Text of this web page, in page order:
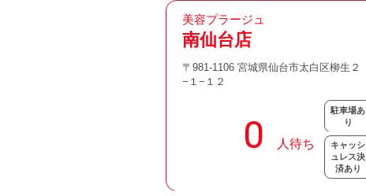
美容プラージュ
南仙台店
〒981-1106 宮城県仙台市太白区柳生２
−１−１２
駐車場あ
り
キャッシ
ュレス決
済あり